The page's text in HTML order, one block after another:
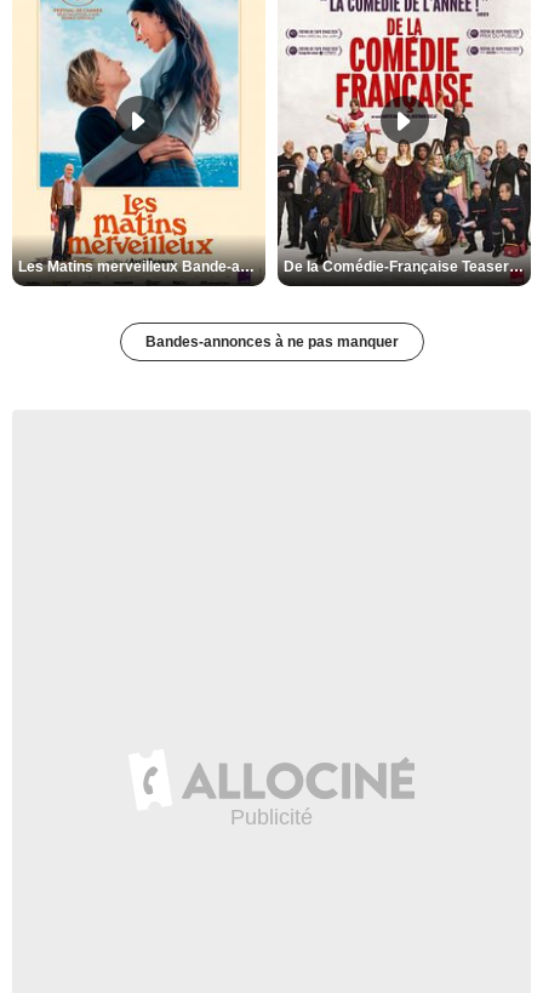
Les Matins merveilleux Bande-annonce VF De la Comédie-Française Teaser VF
Bandes-annonces à ne pas manquer